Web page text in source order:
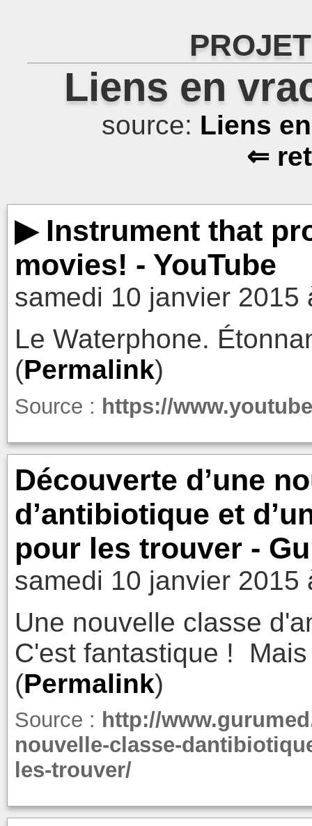
Liens en
source: Liens
⇐
▶ Instrument that
movies! - YouTube
samedi 10 janvier 2015
Le Waterphone.
(Permalink)
Source : https://
Découverte d’une
d’antibiotique et
pour les trouver -
samedi 10 janvier 2015
Une nouvelle classe
C'est fantastique !
(Permalink)
Source : http://
nouvelle-classe-
les-trouver/